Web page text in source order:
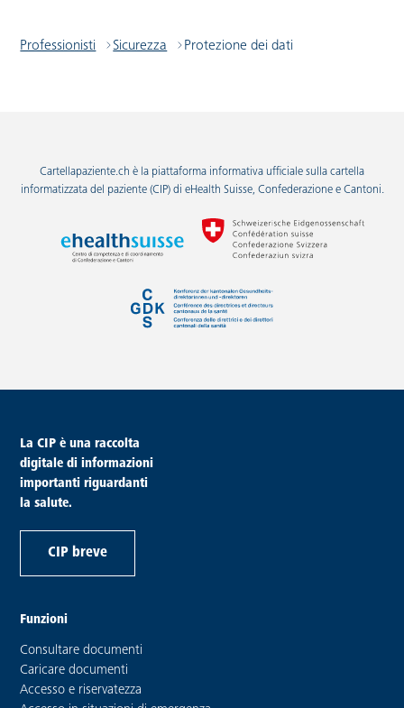
Professionisti Sicurezza Protezione dei dati
Cartellapaziente.ch è la piattaforma informativa ufficiale sulla cartella
informatizzata del paziente (CIP) di eHealth Suisse, Confederazione e Cantoni.
piè di pagina
La CIP è una raccolta
digitale di informazioni
importanti riguardanti
la salute.
CIP breve
Funzioni
Consultare documenti
Caricare documenti
Accesso e riservatezza